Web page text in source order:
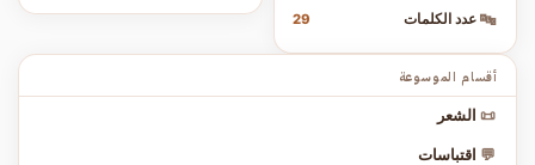
🔤 عدد الكلمات 29
أقسام الموسوعة
📜 الشعر
💬 اقتباسات